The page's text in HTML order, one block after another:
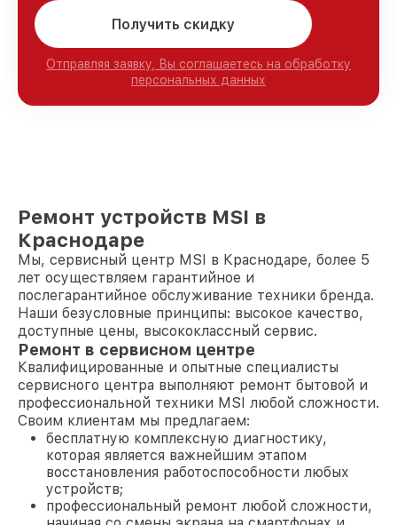
Получить скидку
Отправляя заявку, Вы соглашаетесь на обработку
персональных данных
Ремонт устройств MSI в
Краснодаре
Мы, сервисный центр MSI в Краснодаре, более 5
лет осуществляем гарантийное и
послегарантийное обслуживание техники бренда.
Наши безусловные принципы: высокое качество,
доступные цены, высококлассный сервис.
Ремонт в сервисном центре
Квалифицированные и опытные специалисты
сервисного центра выполняют ремонт бытовой и
профессиональной техники MSI любой сложности.
Своим клиентам мы предлагаем:
бесплатную комплексную диагностику,
которая является важнейшим этапом
восстановления работоспособности любых
устройств;
профессиональный ремонт любой сложности,